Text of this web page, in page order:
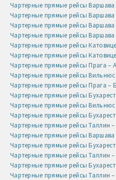
Чартерные прямые рейсы Варшава
Чартерные прямые рейсы Варшава
Чартерные прямые рейсы Варшава
Чартерные прямые рейсы
Чартерные прямые рейсы
Чартерные прямые рейсы
Чартерные прямые рейсы Прага –
Чартерные прямые рейсы Вильнюс
Чартерные прямые рейсы Прага –
Чартерные прямые рейсы
Чартерные прямые рейсы Вильнюс
Чартерные прямые рейсы
Чартерные прямые рейсы Таллин
Чартерные прямые рейсы Варшава
Чартерные прямые рейсы Бухарест
Чартерные прямые рейсы Таллин –
Чартерные прямые рейсы
Чартерные прямые рейсы Таллин –